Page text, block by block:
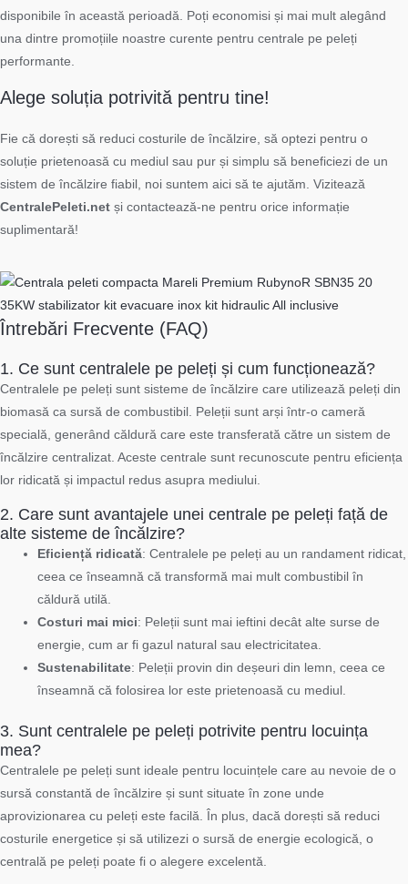
disponibile în această perioadă. Poți economisi și mai mult alegând
una dintre promoțiile noastre curente pentru centrale pe peleți
performante.
Alege soluția potrivită pentru tine!
Fie că dorești să reduci costurile de încălzire, să optezi pentru o
soluție prietenoasă cu mediul sau pur și simplu să beneficiezi de un
sistem de încălzire fiabil, noi suntem aici să te ajutăm. Vizitează
CentralePeleti.net și contactează-ne pentru orice informație
suplimentară!
Întrebări Frecvente (FAQ)
1. Ce sunt centralele pe peleți și cum funcționează?
Centralele pe peleți sunt sisteme de încălzire care utilizează peleți din
biomasă ca sursă de combustibil. Peleții sunt arși într-o cameră
specială, generând căldură care este transferată către un sistem de
încălzire centralizat. Aceste centrale sunt recunoscute pentru eficiența
lor ridicată și impactul redus asupra mediului.
2. Care sunt avantajele unei centrale pe peleți față de
alte sisteme de încălzire?
Eficiență ridicată: Centralele pe peleți au un randament ridicat,
ceea ce înseamnă că transformă mai mult combustibil în
căldură utilă.
Costuri mai mici: Peleții sunt mai ieftini decât alte surse de
energie, cum ar fi gazul natural sau electricitatea.
Sustenabilitate: Peleții provin din deșeuri din lemn, ceea ce
înseamnă că folosirea lor este prietenoasă cu mediul.
3. Sunt centralele pe peleți potrivite pentru locuința
mea?
Centralele pe peleți sunt ideale pentru locuințele care au nevoie de o
sursă constantă de încălzire și sunt situate în zone unde
aprovizionarea cu peleți este facilă. În plus, dacă dorești să reduci
costurile energetice și să utilizezi o sursă de energie ecologică, o
centrală pe peleți poate fi o alegere excelentă.